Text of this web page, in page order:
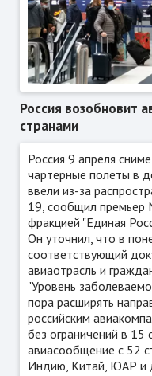
Россия возобновит
странами
Россия 9 апреля
чартерные полеты в
ввели из-за
19, сообщил премьер
фракцией "Единая
Он уточнил, что в
соответствующий
авиаотрасль и
"Уровень
пора расширять
российским
без ограничений в 15
авиасообщение с 52
Индию, Китай, ЮАР и